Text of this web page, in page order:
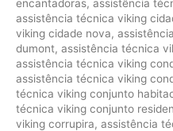
encantadoras, assistência
assistência técnica viking
viking cidade nova,
dumont, assistência técnica
assistência técnica viking
assistência técnica viking
técnica viking conjunto
técnica viking conjunto
viking corrupira, assistência